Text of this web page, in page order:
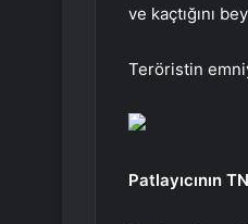
ve kaçtığını
Teröristin
Patlayıcının